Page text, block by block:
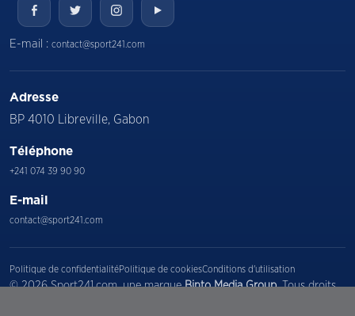
E-mail : contact@sport241.com
Adresse
BP 4010 Libreville, Gabon
Téléphone
+241 074 39 90 90
E-mail
contact@sport241.com
Politique de confidentialitéPolitique de cookiesConditions d'utilisation
© 2026 Sport241.com, une marqueBinto Media Group. Tous droits